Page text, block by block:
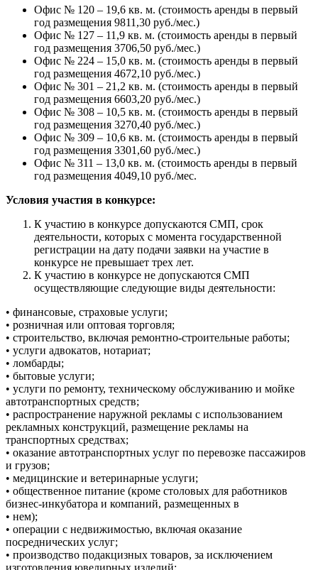
Офис № 120 – 19,6 кв. м. (стоимость аренды в первый
год размещения 9811,30 руб./мес.)
Офис № 127 – 11,9 кв. м. (стоимость аренды в первый
год размещения 3706,50 руб./мес.)
Офис № 224 – 15,0 кв. м. (стоимость аренды в первый
год размещения 4672,10 руб./мес.)
Офис № 301 – 21,2 кв. м. (стоимость аренды в первый
год размещения 6603,20 руб./мес.)
Офис № 308 – 10,5 кв. м. (стоимость аренды в первый
год размещения 3270,40 руб./мес.)
Офис № 309 – 10,6 кв. м. (стоимость аренды в первый
год размещения 3301,60 руб./мес.)
Офис № 311 – 13,0 кв. м. (стоимость аренды в первый
год размещения 4049,10 руб./мес.
Условия участия в конкурсе:
К участию в конкурсе допускаются СМП, срок
деятельности, которых с момента государственной
регистрации на дату подачи заявки на участие в
конкурсе не превышает трех лет.
К участию в конкурсе не допускаются СМП
осуществляющие следующие виды деятельности:
• финансовые, страховые услуги;
• розничная или оптовая торговля;
• строительство, включая ремонтно-строительные работы;
• услуги адвокатов, нотариат;
• ломбарды;
• бытовые услуги;
• услуги по ремонту, техническому обслуживанию и мойке
автотранспортных средств;
• распространение наружной рекламы с использованием
рекламных конструкций, размещение рекламы на
транспортных средствах;
• оказание автотранспортных услуг по перевозке пассажиров
и грузов;
• медицинские и ветеринарные услуги;
• общественное питание (кроме столовых для работников
бизнес-инкубатора и компаний, размещенных в
• нем);
• операции с недвижимостью, включая оказание
посреднических услуг;
• производство подакцизных товаров, за исключением
изготовления ювелирных изделий;